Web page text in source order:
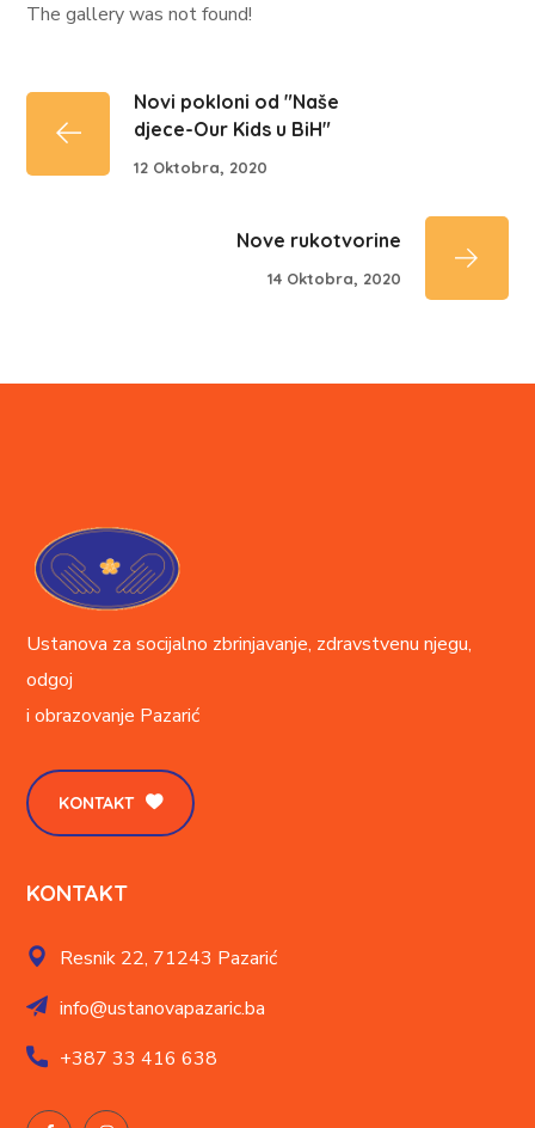
The gallery was not found!
Novi pokloni od "Naše
djece-Our Kids u BiH"
12 Oktobra, 2020
Nove rukotvorine
14 Oktobra, 2020
Ustanova za socijalno zbrinjavanje, zdravstvenu njegu,
odgoj
i obrazovanje Pazarić
KONTAKT
KONTAKT
Resnik 22, 71243 Pazarić
info@ustanovapazaric.ba
+38733 416 638